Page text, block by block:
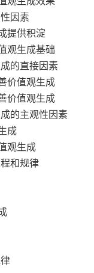
因素
提供积淀
观生成基础
的直接因素
价值观生成
价值观生成
的主观性因素
成
观生成
和规律